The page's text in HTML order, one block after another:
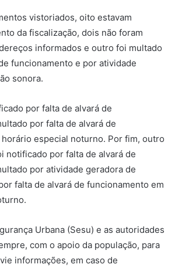
vistoriados, oito estavam
da fiscalização, dois não foram
informados e outro foi multado
funcionamento e por atividade
sonora.
por falta de alvará de
por falta de alvará de
especial noturno. Por fim, outro
notificado por falta de alvará de
por atividade geradora de
falta de alvará de funcionamento em
Urbana (Sesu) e as autoridades
com o apoio da população, para
informações, em caso de